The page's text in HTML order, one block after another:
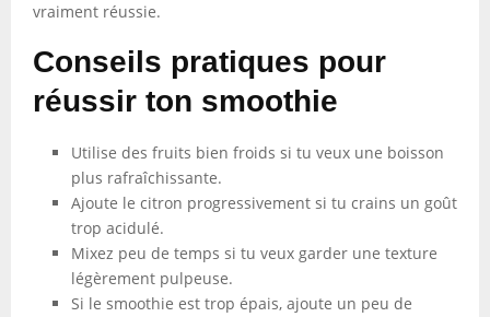
vraiment réussie.
Conseils pratiques pour
réussir ton smoothie
Utilise des fruits bien froids si tu veux une boisson
plus rafraîchissante.
Ajoute le citron progressivement si tu crains un goût
trop acidulé.
Mixez peu de temps si tu veux garder une texture
légèrement pulpeuse.
Si le smoothie est trop épais, ajoute un peu de